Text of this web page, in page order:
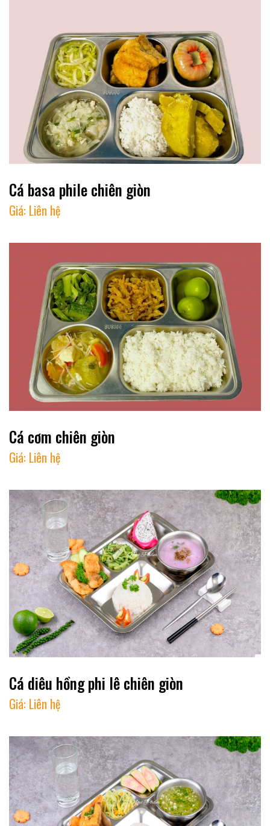
Cá basa phile chiên giòn
Giá: Liên hệ
Cá cơm chiên giòn
Giá: Liên hệ
Cá diêu hồng phi lê chiên giòn
Giá: Liên hệ